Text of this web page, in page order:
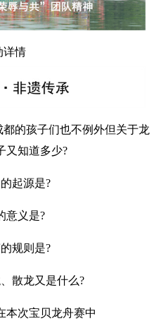
详情
的孩子们也不例外但关于龙
又知道多少?
起源是?
意义是?
规则是?
散龙又是什么?
本次宝贝龙舟赛中